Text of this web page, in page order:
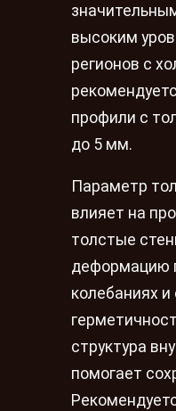
высоким
регионов с
профили с
до 5 мм.
Параметр
влияет на
толстые
деформацию
колебаниях
структура
помогает